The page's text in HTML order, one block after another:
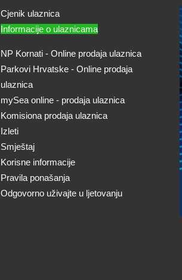
Cjenik ulaznica
Informacije o ulaznicama
NP Kornati - Online prodaja ulaznica
Parkovi Hrvatske - Online prodaja
ulaznica
mySea online - prodaja ulaznica
Komisiona prodaja ulaznica
Izleti
Smještaj
Korisne informacije
Pravila ponašanja
Odgovorno uživajte u ljetovanju